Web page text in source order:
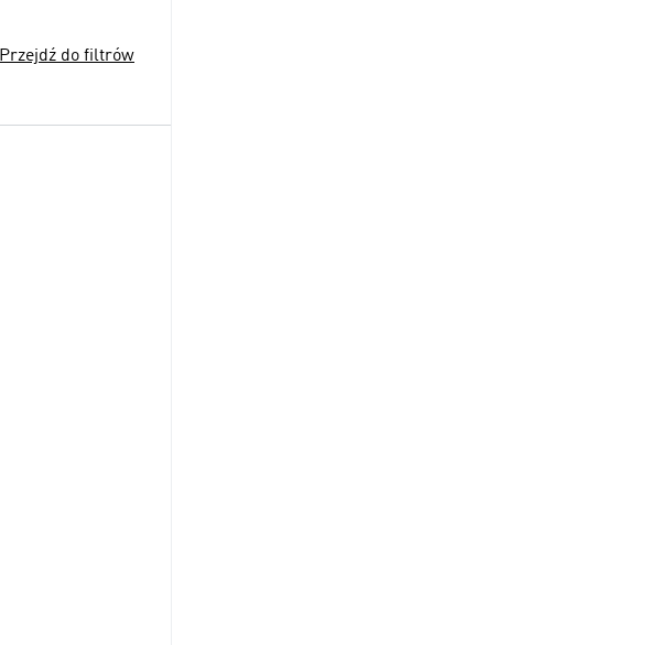
Przejdź do filtrów